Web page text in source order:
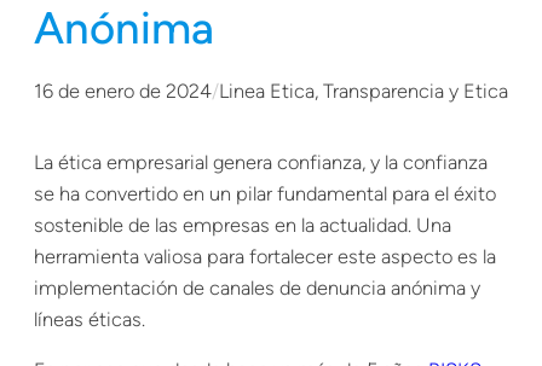
Anónima
16 de enero de 2024/Linea Etica, Transparencia y Etica
La ética empresarial genera confianza, y la confianza
se ha convertido en un pilar fundamental para el éxito
sostenible de las empresas en la actualidad. Una
herramienta valiosa para fortalecer este aspecto es la
implementación de canales de denuncia anónima y
líneas éticas.